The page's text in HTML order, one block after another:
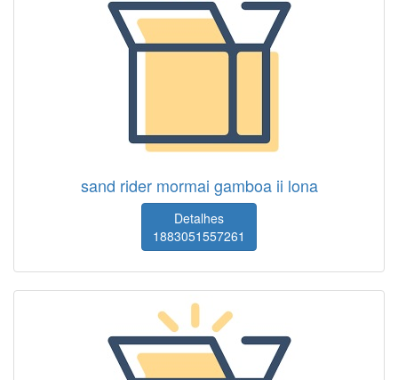
sand rider mormai gamboa ii lona
Detalhes
1883051557261